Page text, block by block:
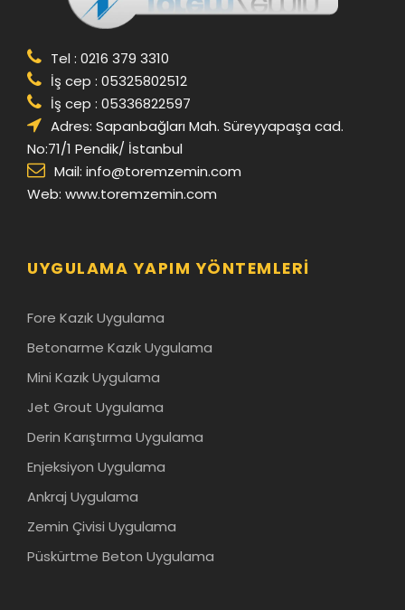
Tel : 0216 379 3310
İş cep : 05325802512
İş cep : 05336822597
Adres: Sapanbağları Mah. Süreyyapaşa cad.
No:71/1 Pendik/ İstanbul
Mail: info@toremzemin.com
Web: www.toremzemin.com
UYGULAMA YAPIM YÖNTEMLERI
Fore Kazık Uygulama
Betonarme Kazık Uygulama
Mini Kazık Uygulama
Jet Grout Uygulama
Derin Karıştırma Uygulama
Enjeksiyon Uygulama
Ankraj Uygulama
Zemin Çivisi Uygulama
Püskürtme Beton Uygulama